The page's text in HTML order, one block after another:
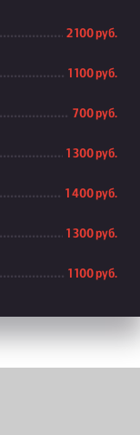
2 100 руб.
1 100 руб.
700 руб.
1 300 руб.
1 400 руб.
1 300 руб.
1 100 руб.